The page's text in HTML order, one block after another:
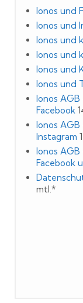
Ionos und
Ionos und
Ionos und
Ionos und
Ionos und
Ionos und
Ionos
Facebook
Ionos
Instagram
Ionos
Facebook
mtl.*